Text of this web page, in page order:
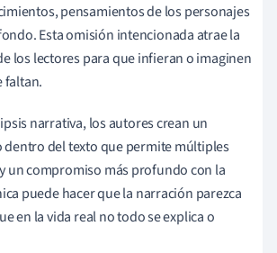
pensamientos de los personajes
Esta omisión intencionada atrae la
los lectores para que infieran o imaginen
faltan.
narrativa, los autores crean un
dentro del texto que permite múltiples
un compromiso más profundo con la
puede hacer que la narración parezca
en la vida real no todo se explica o